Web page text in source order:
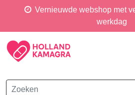
Vernieuwde webshop met
werkdag